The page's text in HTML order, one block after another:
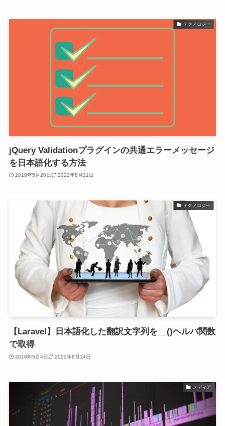
テクノロジー
jQuery Validationプラグインの共通エラーメッセージ
を日本語化する方法
2018年5月20日 2022年8月21日
テクノロジー
【Laravel】日本語化した翻訳文字列を__()ヘルパ関数
で取得
2018年5月4日 2022年8月14日
メディア